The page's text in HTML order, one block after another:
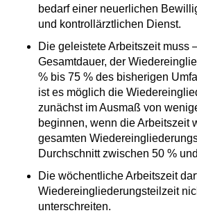
bedarf einer neuerlichen
und kontrollärztlichen Dienst.
Die geleistete Arbeitszeit muss
Gesamtdauer, der
% bis 75 % des bisherigen
ist es möglich die
zunächst im Ausmaß von
beginnen, wenn die Arbeitszeit
gesamten
Durchschnitt zwischen 50 %
Die wöchentliche Arbeitszeit
Wiedereingliederungsteilzeit
unterschreiten.